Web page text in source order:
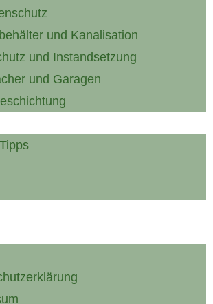
und Kanalisation
und Instandsetzung
und Garagen